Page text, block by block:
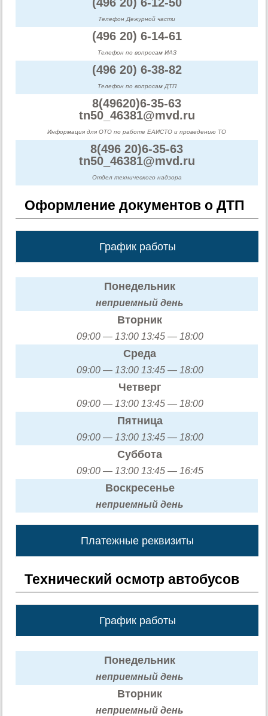
Телефон Дежурной части
(496 20) 6-14-61
Телефон по вопросам ИАЗ
(496 20) 6-38-82
Телефон по вопросам ДТП
8(49620)6-35-63
tn50_46381@mvd.ru
Информация для ОТО по работе ЕАИСТО и проведению ТО
8(496 20)6-35-63
tn50_46381@mvd.ru
Отдел технического надзора
Оформление документов о ДТП
График работы
Понедельник
неприемный день
Вторник
09:00 — 13:00 13:45 — 18:00
Среда
09:00 — 13:00 13:45 — 18:00
Четверг
09:00 — 13:00 13:45 — 18:00
Пятница
09:00 — 13:00 13:45 — 18:00
Суббота
09:00 — 13:00 13:45 — 16:45
Воскресенье
неприемный день
Платежные реквизиты
Технический осмотр автобусов
График работы
Понедельник
неприемный день
Вторник
неприемный день